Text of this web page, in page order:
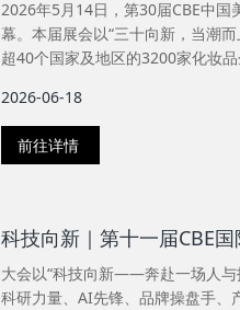
2026年5月14日，第30届CBE中
幕。本届展会以“三十向新，当潮
超40个国家及地区的3200家化妆
2026-06-18
前往详情
科技向新｜第十一届CBE
大会以“科技向新——奔赴一场人与
科研力量、AI先锋、品牌操盘手、